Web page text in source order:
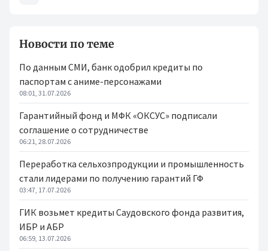
Новости по теме
По данным СМИ, банк одобрил кредиты по
паспортам с аниме-персонажами
08:01, 31.07.2026
Гарантийный фонд и МФК «ОКСУС» подписали
соглашение о сотрудничестве
06:21, 28.07.2026
Переработка сельхозпродукции и промышленность
стали лидерами по получению гарантий ГФ
03:47, 17.07.2026
ГИК возьмет кредиты Саудовского фонда развития,
ИБР и АБР
06:59, 13.07.2026